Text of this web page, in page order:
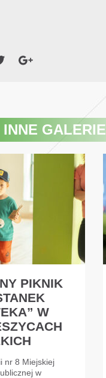
INNE GALERIE
PIKNIK
W
nr 8 Miejskiej
w